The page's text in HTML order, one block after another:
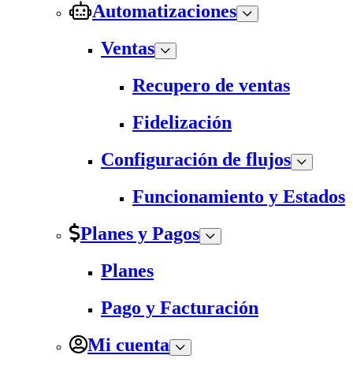
Automatizaciones
Ventas
Recupero de ventas
Fidelización
Configuración de flujos
Funcionamiento y Estados
Planes y Pagos
Planes
Pago y Facturación
Mi cuenta